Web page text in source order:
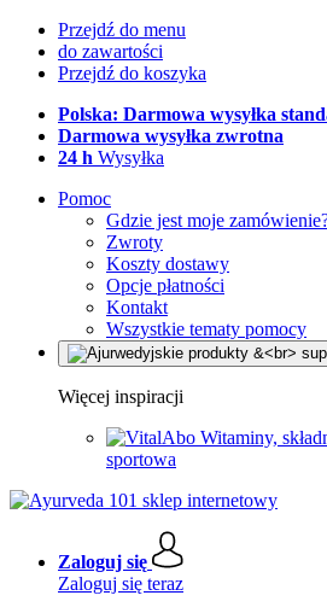
Przejdź do menu
do zawartości
Przejdź do koszyka
Polska: Darmowa wysyłka
Darmowa wysyłka zwrotna
24 h Wysyłka
Pomoc
Gdzie jest moje
Zwroty
Koszty dostawy
Opcje płatności
Kontakt
Wszystkie tematy pomocy
Więcej inspiracji
Witaminy,
sportowa
Zaloguj się
Zaloguj się teraz